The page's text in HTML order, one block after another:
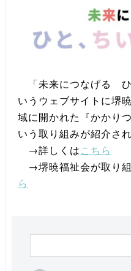
「未来につなげる ひ
いうウェブサイトに堺
域に開かれた『かかり
いう取り組みが紹介され
→詳しくはこちら
→堺暁福祉会が取り
ら